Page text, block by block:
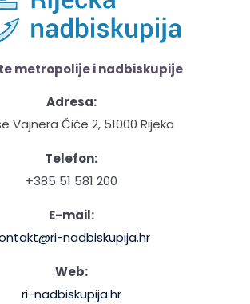
metropolije i nadbiskupije
Adresa:
Vajnera Čiče 2, 51000 Rijeka
Telefon:
+385 51 581 200
E-mail:
nadbiskupija.hr
Web:
ri-nadbiskupija.hr